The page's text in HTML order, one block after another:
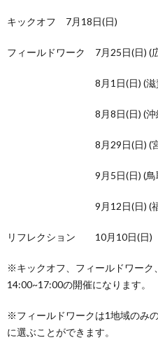
キックオフ 7月18日(日)
フィールドワーク 7月25日(日) (
8月1日(日) (滋賀県
8月8日(日) (沖縄
8月29日(日) (宮崎
9月5日(日) (鳥取県
9月12日(日) (福島
リフレクション 10月10日(日)
※キックオフ、フィールドワーク
14:00~17:00の開催になります。
※フィールドワークは1地域のみ
に選ぶことができます。